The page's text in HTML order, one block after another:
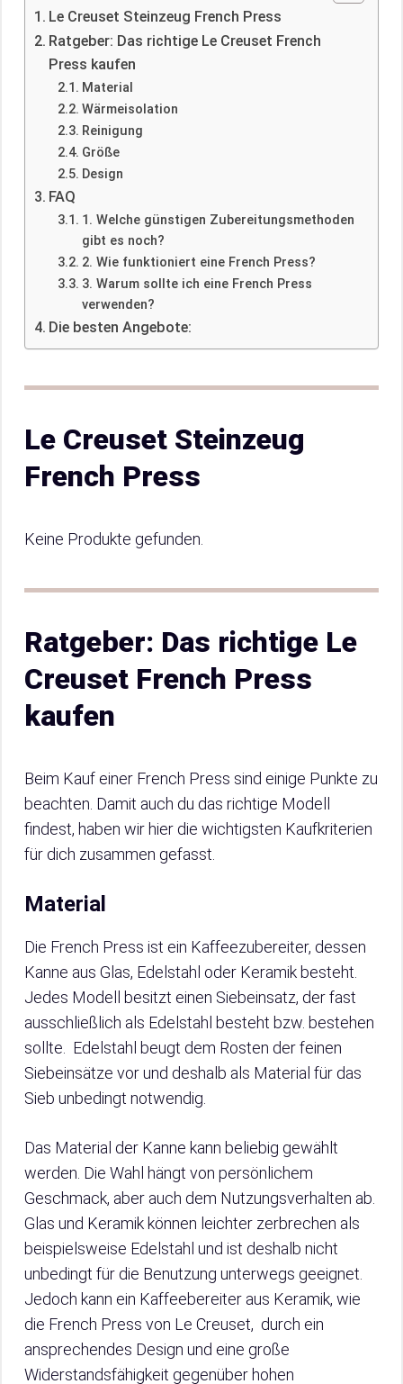
Le Creuset Steinzeug French Press
Ratgeber: Das richtige Le Creuset French
Press kaufen
Material
Wärmeisolation
Reinigung
Größe
Design
FAQ
1. Welche günstigen Zubereitungsmethoden
gibt es noch?
2. Wie funktioniert eine French Press?
3. Warum sollte ich eine French Press
verwenden?
Die besten Angebote:
Le Creuset Steinzeug
French Press
Keine Produkte gefunden.
Ratgeber: Das richtige Le
Creuset French Press
kaufen
Beim Kauf einer French Press sind einige Punkte zu
beachten. Damit auch du das richtige Modell
findest, haben wir hier die wichtigsten Kaufkriterien
für dich zusammen gefasst.
Material
Die French Press ist ein Kaffeezubereiter, dessen
Kanne aus Glas, Edelstahl oder Keramik besteht.
Jedes Modell besitzt einen Siebeinsatz, der fast
ausschließlich als Edelstahl besteht bzw. bestehen
sollte. Edelstahl beugt dem Rosten der feinen
Siebeinsätze vor und deshalb als Material für das
Sieb unbedingt notwendig.
Das Material der Kanne kann beliebig gewählt
werden. Die Wahl hängt von persönlichem
Geschmack, aber auch dem Nutzungsverhalten ab.
Glas und Keramik können leichter zerbrechen als
beispielsweise Edelstahl und ist deshalb nicht
unbedingt für die Benutzung unterwegs geeignet.
Jedoch kann ein Kaffeebereiter aus Keramik, wie
die French Press von Le Creuset, durch ein
ansprechendes Design und eine große
Widerstandsfähigkeit gegenüber hohen